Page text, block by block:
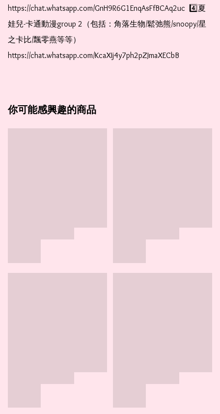
https://chat.whatsapp.com/GnH9R6G1EnqAsFfBCAq2uc  4️⃣夏
娃兒-卡通動漫group 2（包括：角落生物/鬆弛熊/snoopy/星
之卡比/飄零燕等等）
https://chat.whatsapp.com/KcaXIj4y7ph2pZJmaXECbB
你可能感興趣的商品